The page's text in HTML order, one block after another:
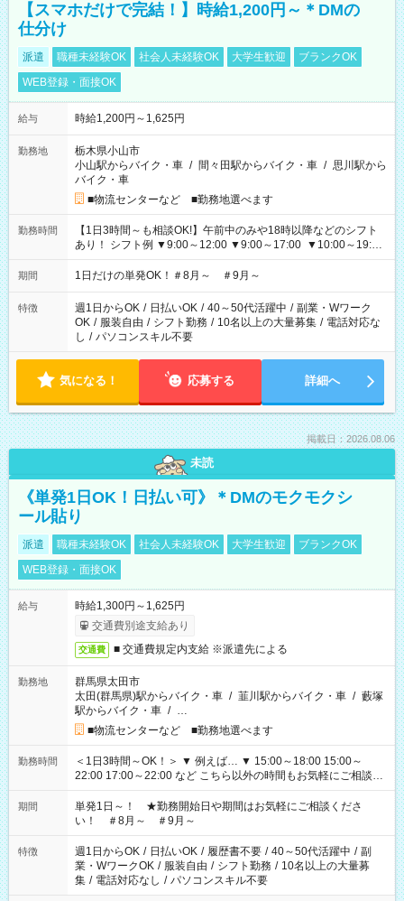
【スマホだけで完結！】時給1,200円～＊DMの
仕分け
派遣 職種未経験OK 社会人未経験OK 大学生歓迎
ブランクOK
WEB登録・面接OK
給与 時給1,200円～1,625円
勤務地
栃木県小山市
小山駅からバイク・車 / 間々田駅からバイク・車 / 思川駅から
バイク・車
■物流センターなど ■勤務地選べます
勤務時間
【1日3時間～も相談OK!】午前中のみや18時以降などのシフト
あり！ シフト例 ▼9:00～12:00 ▼9:00～17:00 ▼10:00～19:00
▼18:00～21:00
期間 1日だけの単発OK！＃8月～ ＃9月～
特徴 週1日からOK / 日払いOK / 40～50代活躍中 / 副業・Wワーク
OK / 服装自由 / シフト勤務 / 10名以上の大量募集 / 電話対応な
し / パソコンスキル不要
気になる！ 応募する 詳細へ
掲載日：2026.08.06
未読
《単発1日OK！日払い可》＊DMのモクモクシ
ール貼り
派遣 職種未経験OK 社会人未経験OK 大学生歓迎
ブランクOK
WEB登録・面接OK
給与
時給1,300円～1,625円
交通費別途支給あり
交通費 ■ 交通費規定内支給 ※派遣先による
勤務地
群馬県太田市
太田(群馬県)駅からバイク・車 / 韮川駅からバイク・車 / 藪塚
駅からバイク・車 / …
■物流センターなど ■勤務地選べます
勤務時間
＜1日3時間～OK！＞ ▼ 例えば… ▼ 15:00～18:00 15:00～
22:00 17:00～22:00 など こちら以外の時間もお気軽にご相談く
ださい！
期間
単発1日～！ ★勤務開始日や期間はお気軽にご相談くださ
い！ ＃8月～ ＃9月～
特徴 週1日からOK / 日払いOK / 履歴書不要 / 40～50代活躍中 / 副
業・WワークOK / 服装自由 / シフト勤務 / 10名以上の大量募
集 / 電話対応なし / パソコンスキル不要